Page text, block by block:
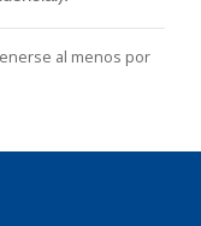
al menos por